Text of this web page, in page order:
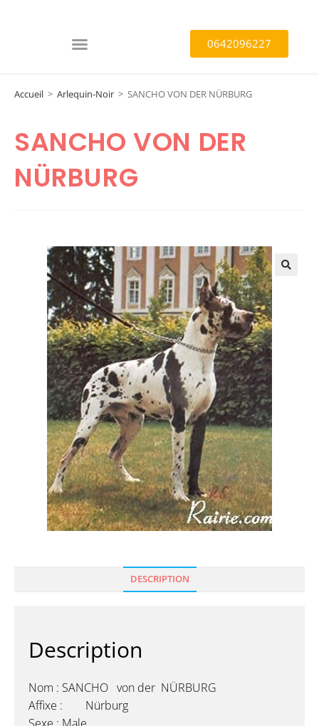
0642096227
Accueil > Arlequin-Noir > SANCHO VON DER NÜRBURG
SANCHO VON DER
NÜRBURG
DESCRIPTION
Description
Nom : SANCHO von der NÜRBURG
Affixe : Nürburg